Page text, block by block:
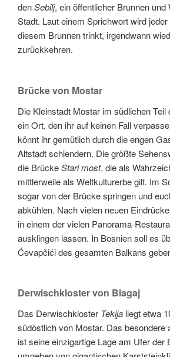
denSebilj, ein öffentlicher Brunnen und
Stadt. Laut einem Sprichwort wird
diesem Brunnen trinkt, irgendwann
zurückkehren.
Brücke von Mostar
Die Kleinstadt Mostar im südlichen
ein Ort, den ihr auf keinen Fall
könnt ihr gemütlich durch die engen
Altstadt schlendern. Die größte
die BrückeStari most, die als
mittlerweile als Weltkulturerbe gilt. Im
sogar von der Brücke springen und
abkühlen. Nach vielen neuen
in einem der vielen Panorama-
ausklingen lassen. In Bosnien soll es
Ćevapčići des gesamten Balkans
Derwischkloster von Blagaj
Das Derwischkloster Tekija liegt etwa
südöstlich von Mostar. Das besondere
ist seine einzigartige Lage am Ufer der